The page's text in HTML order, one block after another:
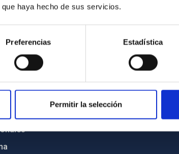
haya hecho de sus servicios.
Preferencias Estadística
Permitir la selección
antifraude
PORTAL DEL IAC
Mapa web
Políticas de privacidad
Aviso legal